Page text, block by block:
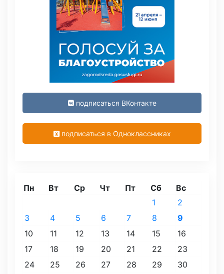
подписаться ВКонтакте
подписаться в Одноклассниках
Пн Вт Ср Чт Пт Сб Вс
1
2
3
4 5 6 7 8
9
10
11 12 13 14 15
16
17
18 19 20 21 22
23
24
25 26 27 28 29
30